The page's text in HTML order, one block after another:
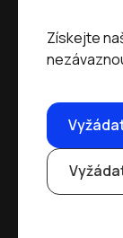
Získejte